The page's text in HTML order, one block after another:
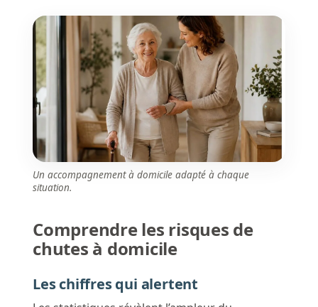
Un accompagnement à domicile adapté à chaque
situation.
Comprendre les risques de
chutes à domicile
Les chiffres qui alertent